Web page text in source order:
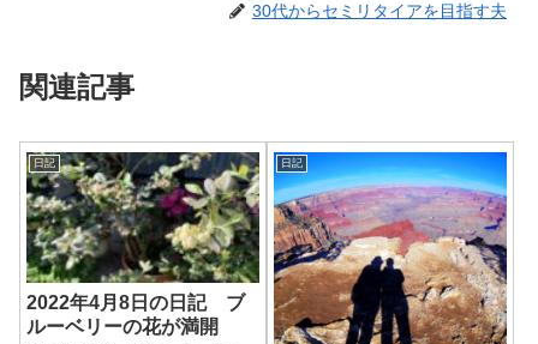
30代からセミリタイアを目指す夫
関連記事
日記
2022年4月8日の日記 ブ
ルーベリーの花が満開
日記